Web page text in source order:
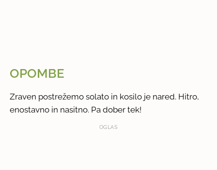
OPOMBE
Zraven postrežemo solato in kosilo je nared. Hitro,
enostavno in nasitno. Pa dober tek!
OGLAS